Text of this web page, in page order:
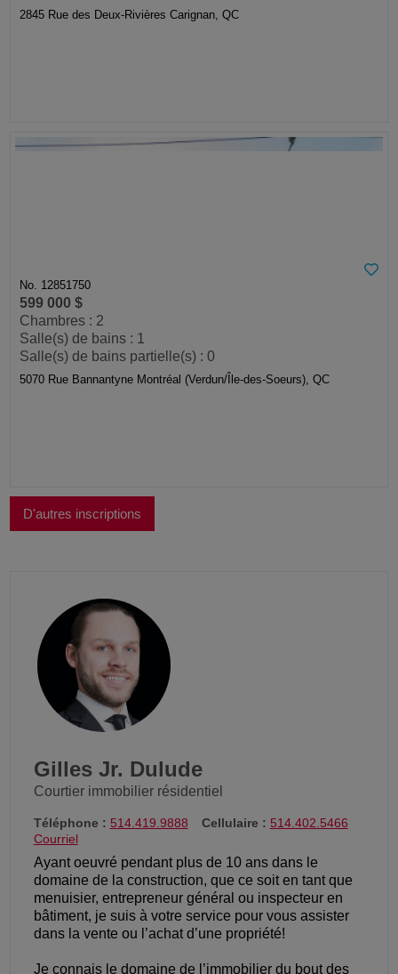
2845 Rue des Deux-Rivières Carignan, QC
No. 12851750
599 000 $
Chambres : 2
Salle(s) de bains : 1
Salle(s) de bains partielle(s) : 0
5070 Rue Bannantyne Montréal (Verdun/Île-des-Soeurs), QC
D'autres inscriptions
Gilles Jr. Dulude
Courtier immobilier résidentiel
Téléphone : 514.419.9888 Cellulaire : 514.402.5466
Courriel
Ayant oeuvré pendant plus de 10 ans dans le
domaine de la construction, que ce soit en tant que
menuisier, entrepreneur général ou inspecteur en
bâtiment, je suis à votre service pour vous assister
dans la vente ou l’achat d’une propriété!
Je connais le domaine de l’immobilier du bout des